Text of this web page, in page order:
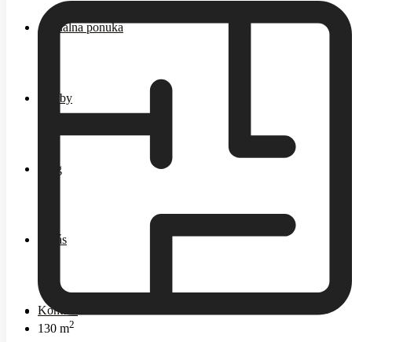
Aktuálna ponuka
Služby
Blog
O nás
Kontakt
130 m2